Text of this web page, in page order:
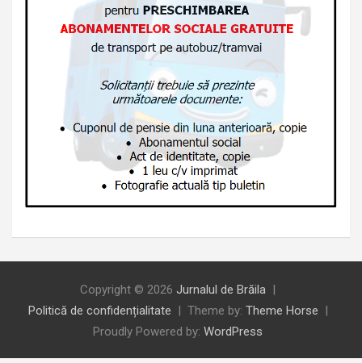
Copyright © 2026 Jurnalul de Brăila
Politică de confidențialitate
Theme by: Theme Horse
Proudly Powered by: WordPress